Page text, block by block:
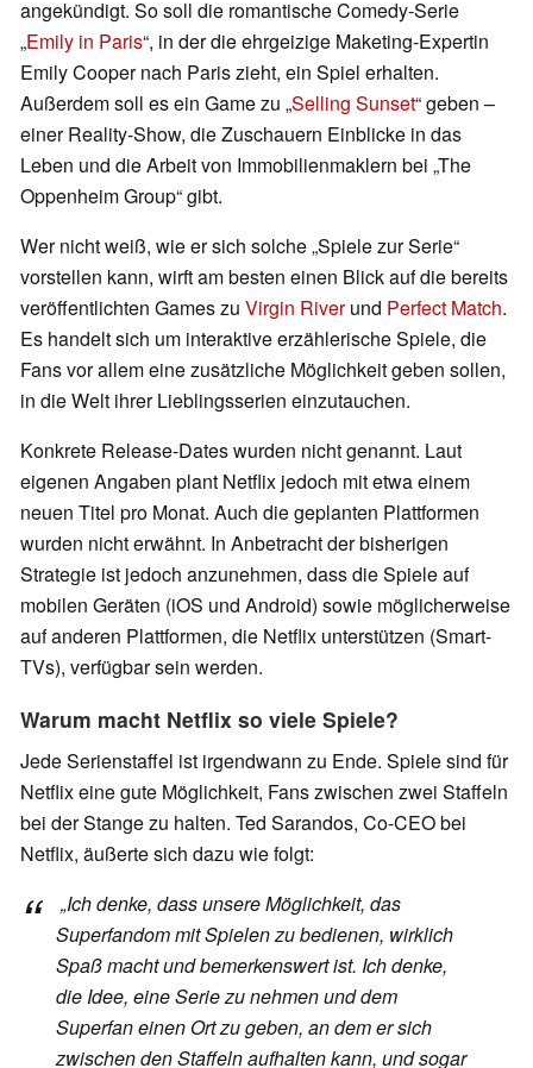
angekündigt. So soll die romantische Comedy-Serie
„Emily in Paris“, in der die ehrgeizige Maketing-Expertin
Emily Cooper nach Paris zieht, ein Spiel erhalten.
Außerdem soll es ein Game zu „Selling Sunset“ geben –
einer Reality-Show, die Zuschauern Einblicke in das
Leben und die Arbeit von Immobilienmaklern bei „The
Oppenheim Group“ gibt.
Wer nicht weiß, wie er sich solche „Spiele zur Serie“
vorstellen kann, wirft am besten einen Blick auf die bereits
veröffentlichten Games zu Virgin Riverund Perfect Match.
Es handelt sich um interaktive erzählerische Spiele, die
Fans vor allem eine zusätzliche Möglichkeit geben sollen,
in die Welt ihrer Lieblingsserien einzutauchen.
Konkrete Release-Dates wurden nicht genannt. Laut
eigenen Angaben plant Netflix jedoch mit etwa einem
neuen Titel pro Monat. Auch die geplanten Plattformen
wurden nicht erwähnt. In Anbetracht der bisherigen
Strategie ist jedoch anzunehmen, dass die Spiele auf
mobilen Geräten (iOS und Android) sowie möglicherweise
auf anderen Plattformen, die Netflix unterstützen (Smart-
TVs), verfügbar sein werden.
Warum macht Netflix so viele Spiele?
Jede Serienstaffel ist irgendwann zu Ende. Spiele sind für
Netflix eine gute Möglichkeit, Fans zwischen zwei Staffeln
bei der Stange zu halten. Ted Sarandos, Co-CEO bei
Netflix, äußerte sich dazu wie folgt:
„Ich denke, dass unsere Möglichkeit, das
Superfandom mit Spielen zu bedienen, wirklich
Spaß macht und bemerkenswert ist. Ich denke,
die Idee, eine Serie zu nehmen und dem
Superfan einen Ort zu geben, an dem er sich
zwischen den Staffeln aufhalten kann, und sogar